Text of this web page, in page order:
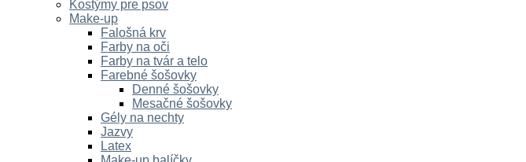
Kostýmy pre psov
Make-up
Falošná krv
Farby na oči
Farby na tvár a telo
Farebné šošovky
Denné šošovky
Mesačné šošovky
Gély na nechty
Jazvy
Latex